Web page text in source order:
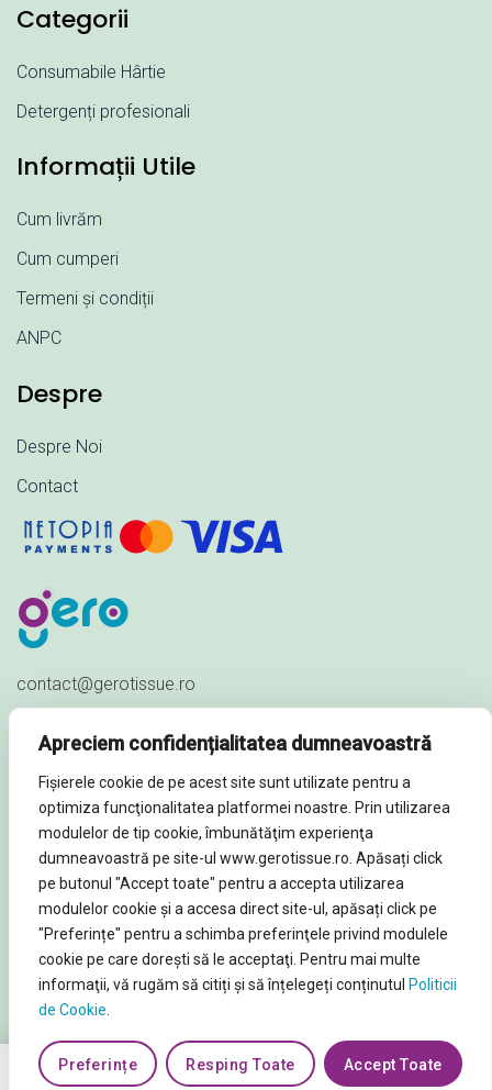
Apreciem confidențialitatea dumneavoastră
Fișierele cookie de pe acest site sunt utilizate pentru a
optimiza funcţionalitatea platformei noastre. Prin utilizarea
modulelor de tip cookie, îmbunătăţim experienţa
dumneavoastră pe site-ul www.gerotissue.ro. Apăsați click
pe butonul "Accept toate" pentru a accepta utilizarea
modulelor cookie şi a accesa direct site-ul, apăsați click pe
"Preferințe" pentru a schimba preferinţele privind modulele
cookie pe care doreşti să le acceptaţi. Pentru mai multe
informaţii, vă rugăm să citiți și să înțelegeți conținutul Politicii
de Cookie
Preferințe Resping Toate Accept Toate
Categorii
Consumabile Hârtie
Detergenți profesionali
Informații Utile
Cum livrăm
Cum cumperi
Termeni și condiții
ANPC
Despre
Despre Noi
Contact
contact@gerotissue.ro
Str. Al. Ioan Cuza nr. 23,
Sat Păuleștii Noi, Comuna Păulești,
Prahova - ROMÂNIA
© Soluții profesionale igienă și curățenie 2026. Toate
Drepturile rezervate
0